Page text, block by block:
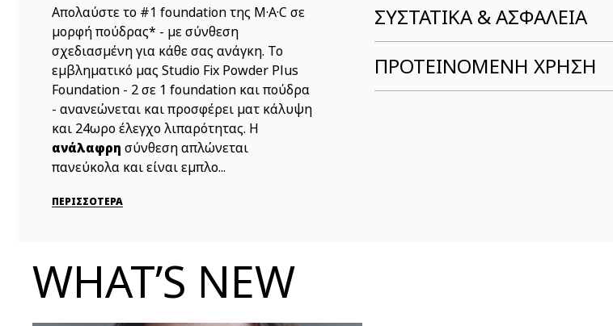
Απολαύστε τo #1 foundation της M·A·C σε
μορφή πούδρας* - με σύνθεση
σχεδιασμένη για κάθε σας ανάγκη. Το
εμβληματικό μας Studio Fix Powder Plus
Foundation - 2 σε 1 foundation και πούδρα
- ανανεώνεται και προσφέρει ματ κάλυψη
και 24ωρο έλεγχο λιπαρότητας. Η
ανάλαφρη σύνθεση απλώνεται
πανεύκολα και είναι εμπλο...
ΠΕΡΙΣΣΟΤΕΡΑ
ΣΥΣΤΑΤΙΚΆ & ΑΣΦΆΛΕΙΑ
ΠΡΟΤΕΙΝΟΜΕΝΗ ΧΡΗΣΗ
WHAT’S NEW